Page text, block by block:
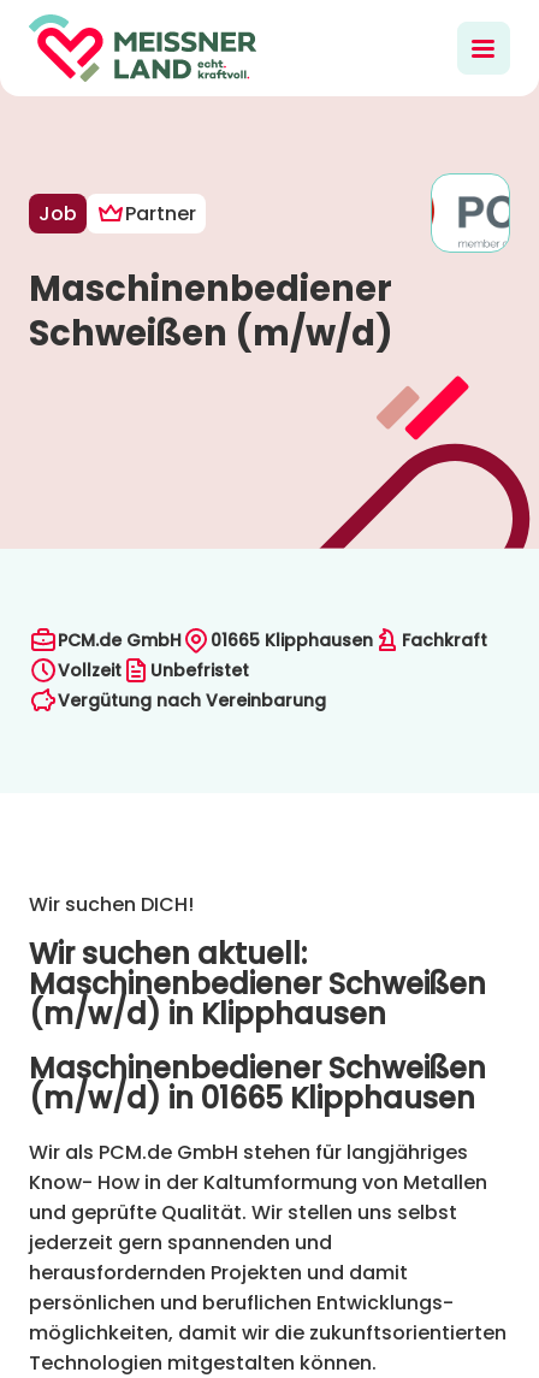
Job Partner
Maschinenbediener
Schweißen (m/w/d)
PCM.de GmbH 01665 Klipphausen
Fachkraft
Vollzeit
Unbefristet
Vergütung nach Vereinbarung
Wir suchen DICH!
Wir suchen aktuell:
Maschinenbediener Schweißen
(m/w/d) in Klipphausen
Maschinenbediener Schweißen
(m/w/d) in 01665 Klipphausen
Wir als PCM.de GmbH stehen für langjähriges
Know- How in der Kaltumformung von Metallen
und geprüfte Qualität. Wir stellen uns selbst
jederzeit gern spannenden und
herausfordernden Projekten und damit
persönlichen und beruflichen Entwicklungs-
möglichkeiten, damit wir die zukunftsorientierten
Technologien mitgestalten können.